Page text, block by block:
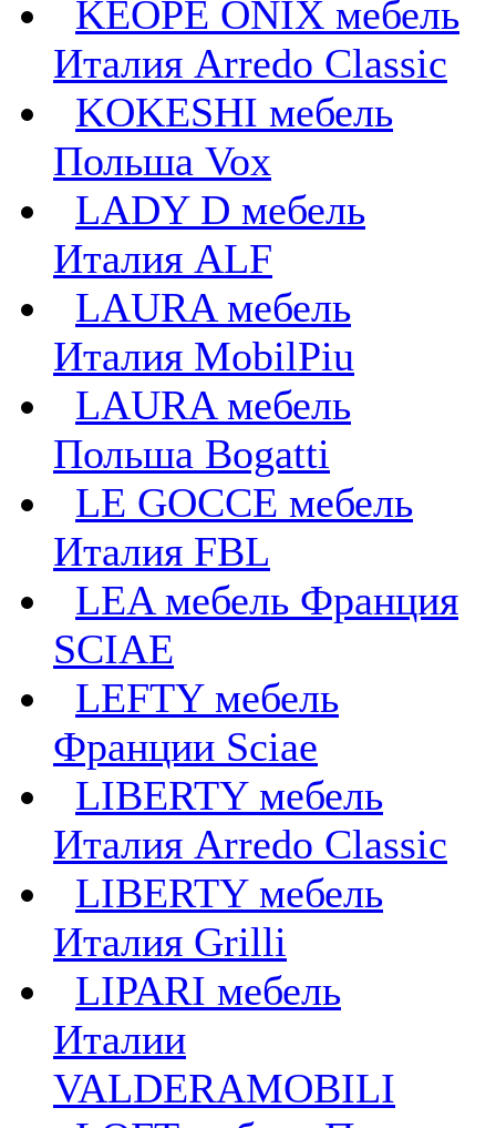
KEOPE ONIX мебель
Италия Arredo Classic
KOKESHI мебель
Польша Vox
LADY D мебель
Италия ALF
LAURA мебель
Италия MobilPiu
LAURA мебель
Польша Bogatti
LE GOCCE мебель
Италия FBL
LEA мебель Франция
SCIAE
LEFTY мебель
Франции Sciae
LIBERTY мебель
Италия Arredo Classic
LIBERTY мебель
Италия Grilli
LIPARI мебель
Италии
VALDERAMOBILI